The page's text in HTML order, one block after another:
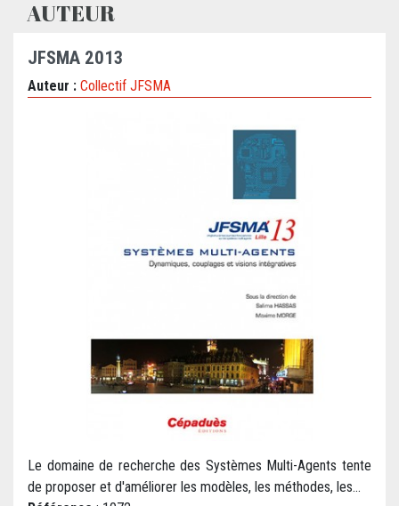
AUTEUR
JFSMA 2013
Auteur : Collectif JFSMA
Le domaine de recherche des Systèmes Multi-Agents tente
de proposer et d'améliorer les modèles, les méthodes, les...